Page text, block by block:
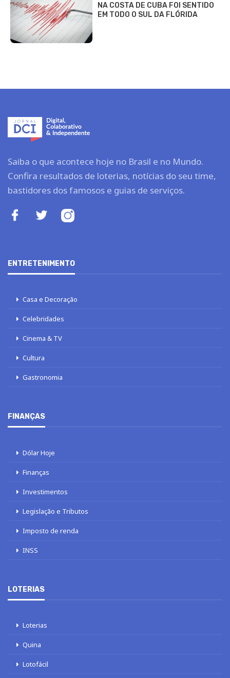
NA COSTA DE CUBA FOI SENTIDO
EM TODO O SUL DA FLÓRIDA
Saiba o que acontece hoje no Brasil e no Mundo.
Confira resultados de loterias, notícias do seu time,
bastidores dos famosos e guias de serviços.
ENTRETENIMENTO
Casa e Decoração
Celebridades
Cinema & TV
Cultura
Gastronomia
FINANÇAS
Dólar Hoje
Finanças
Investimentos
Legislação e Tributos
Imposto de renda
INSS
LOTERIAS
Loterias
Quina
Lotofácil